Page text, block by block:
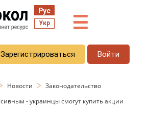
Рус
Укр ☰
Зарегистрироваться Войти
Новости
Законодательство
- украинцы смогут купить акции